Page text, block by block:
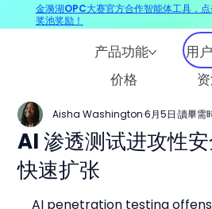
产品功能
用
价格
AI 渗透测试进攻性
快速扩张
Aisha Washington 6月5日 讀畢需
AI penetration testing
金漪湖OPC大赛官方合作智能体工具，
奖池奖励！